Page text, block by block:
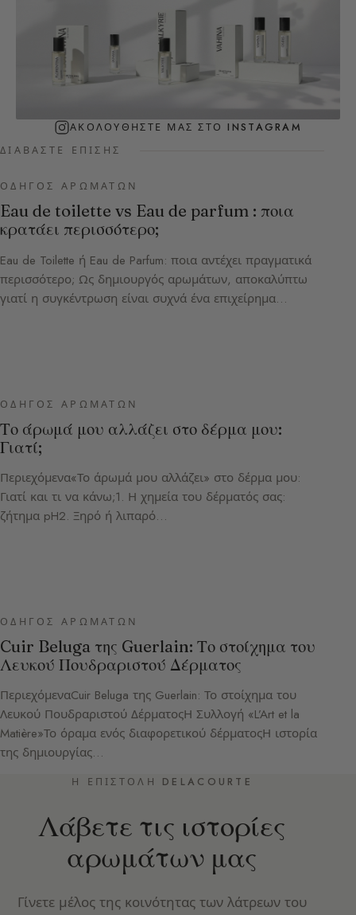
ΑΚΟΛΟΥΘΉΣΤΕ ΜΑΣ ΣΤΟ INSTAGRAM
ΔΙΑΒΆΣΤΕ ΕΠΊΣΗΣ
ΟΔΗΓΌΣ ΑΡΩΜΆΤΩΝ
Eau de toilette vs Eau de parfum : ποια
κρατάει περισσότερο;
Eau de Toilette ή Eau de Parfum: ποια αντέχει πραγματικά
περισσότερο; Ως δημιουργός αρωμάτων, αποκαλύπτω
γιατί η συγκέντρωση είναι συχνά ένα επιχείρημα…
ΟΔΗΓΌΣ ΑΡΩΜΆΤΩΝ
Το άρωμά μου αλλάζει στο δέρμα μου:
Γιατί;
Περιεχόμενα«Το άρωμά μου αλλάζει» στο δέρμα μου:
Γιατί και τι να κάνω;1. Η χημεία του δέρματός σας:
ζήτημα pH2. Ξηρό ή λιπαρό…
ΟΔΗΓΌΣ ΑΡΩΜΆΤΩΝ
Cuir Beluga της Guerlain: Το στοίχημα του
Λευκού Πουδραριστού Δέρματος
ΠεριεχόμεναCuir Beluga της Guerlain: Το στοίχημα του
Λευκού Πουδραριστού ΔέρματοςΗ Συλλογή «L’Art et la
Matière»Το όραμα ενός διαφορετικού δέρματοςΗ ιστορία
της δημιουργίας…
Η ΕΠΙΣΤΟΛΉ DELACOURTE
Λάβετε τις ιστορίες
αρωμάτων μας
Γίνετε μέλος της κοινότητας των λάτρεων του